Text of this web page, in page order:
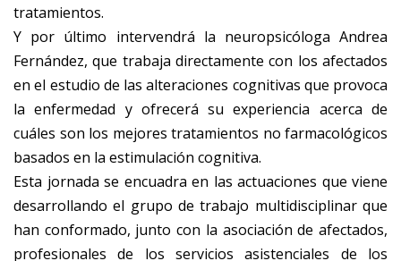
tratamientos.
Y por último intervendrá la neuropsicóloga Andrea
Fernández, que trabaja directamente con los afectados
en el estudio de las alteraciones cognitivas que provoca
la enfermedad y ofrecerá su experiencia acerca de
cuáles son los mejores tratamientos no farmacológicos
basados en la estimulación cognitiva.
Esta jornada se encuadra en las actuaciones que viene
desarrollando el grupo de trabajo multidisciplinar que
han conformado, junto con la asociación de afectados,
profesionales de los servicios asistenciales de los